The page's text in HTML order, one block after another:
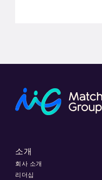
소개
회사 소개
리더십